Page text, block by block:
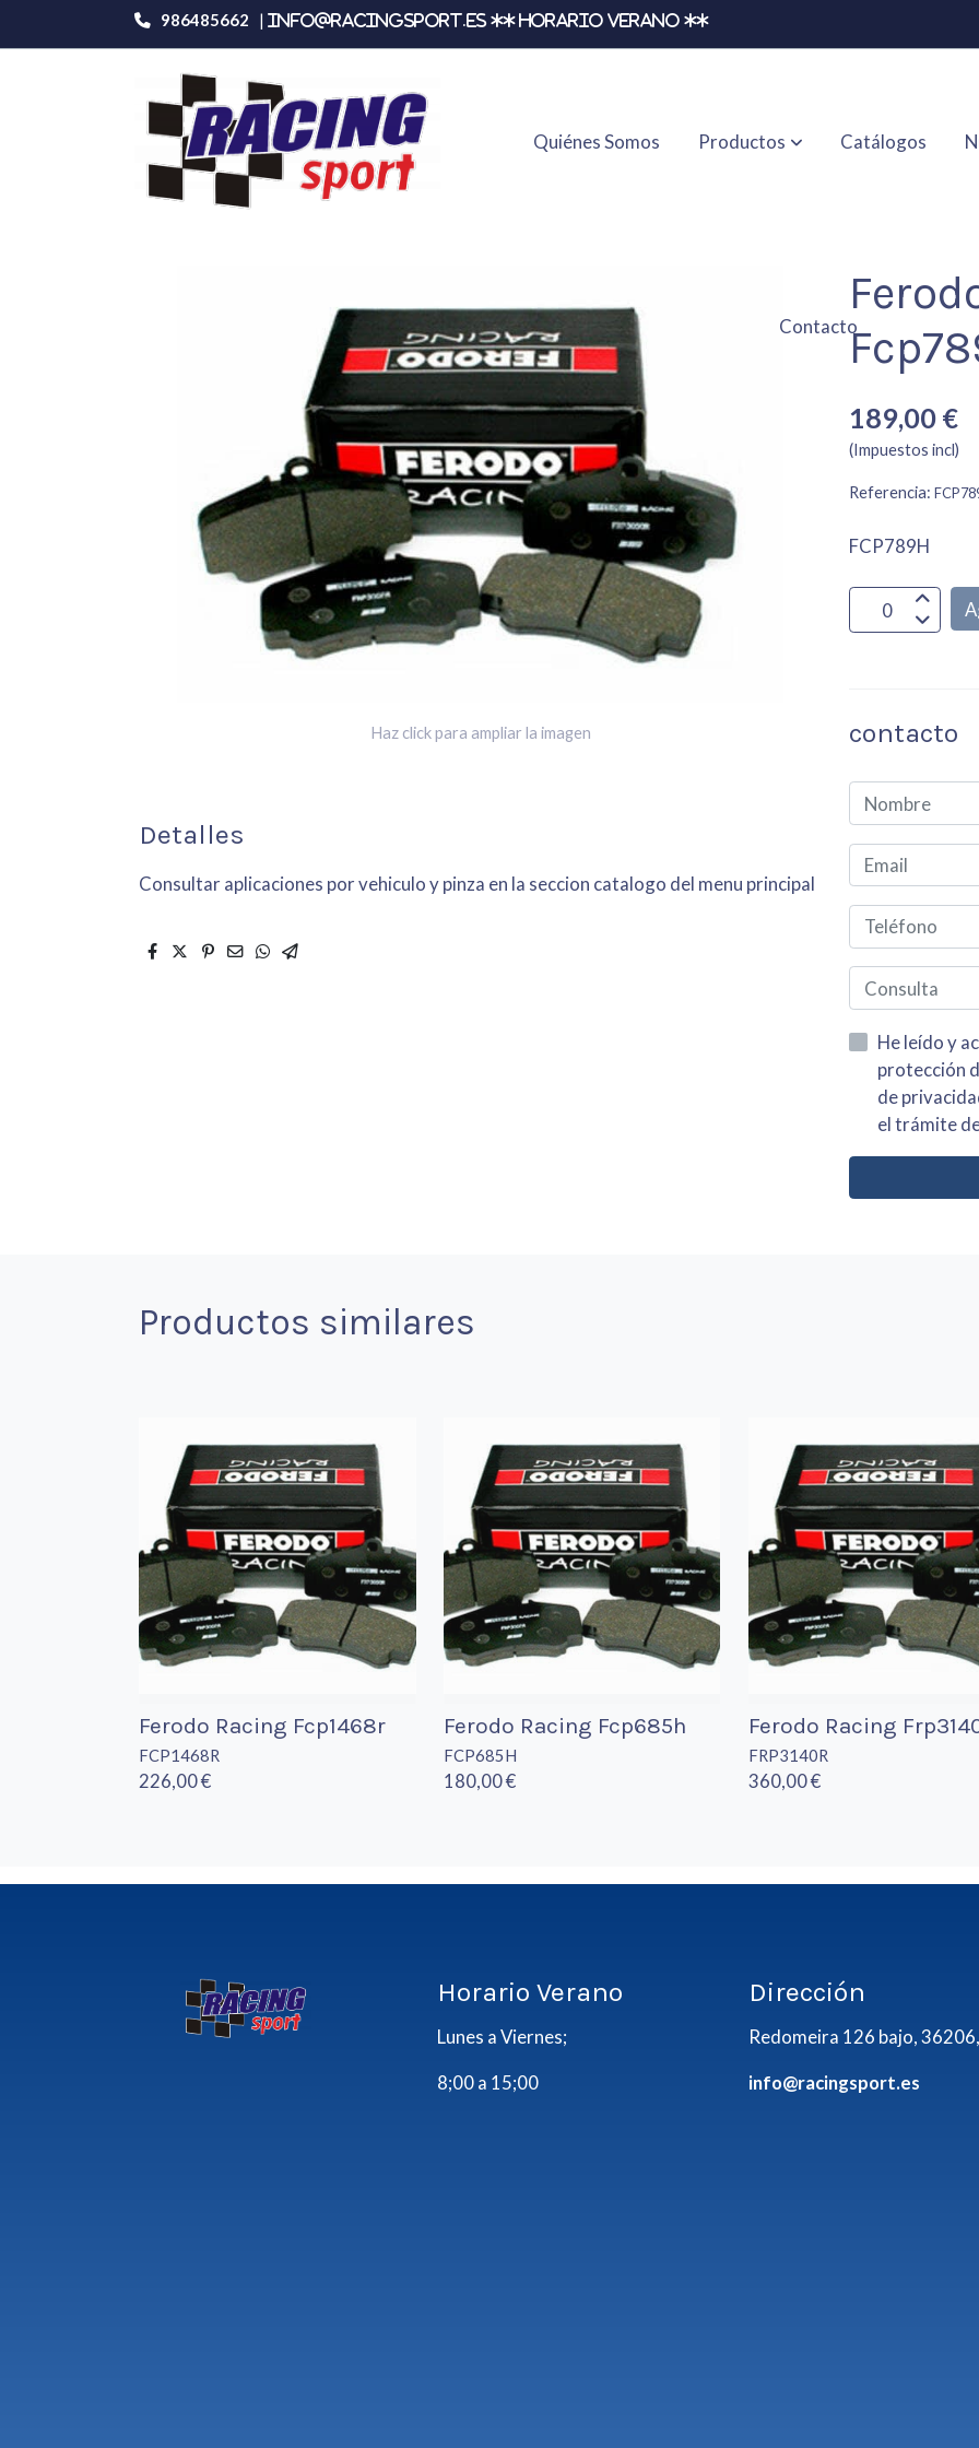
986485662 | info@racingsport.es ** HORARIO VERANO **
Quiénes Somos Productos Catálogos
Contacto
Productos Ferodo Racing Fcp789h
Haz click para ampliar la imagen
Detalles
Consultar aplicaciones por vehiculo y pinza en la seccion catalogo del menu principal
189,00 €
(Impuestos incl)
Referencia:
FCP789H
contacto
He leído y acepto la
protección de datos asi como el
de privacidad y acepto el tratamiento de mis
el trámite
Productos similares
Ferodo Racing Fcp1468r
FCP1468R
226,00 €
Ferodo Racing Fcp685h
FCP685H
180,00 €
Ferodo Racing
FRP3140R
360,00 €
Horario Verano
Lunes a Viernes;
8;00 a 15;00
Dirección
Redomeira 126 bajo,
info@racingsport.es